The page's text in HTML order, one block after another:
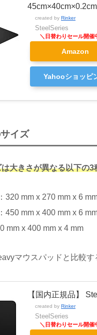
created by Rinker
SteelSeries
Amazon
Yahooショッピ
イズ
大きさが異なる以下の
320 mm x 270 mm x 6
450 mm x 400 mm x 6
mm x 400 mm x 4 mm
マウスパッドと比較
【国内正規品】
created by Rinker
SteelSeries